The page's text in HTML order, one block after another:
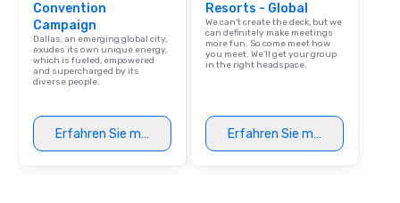
Convention
Campaign
Dallas, an emerging global city,
exudes its own unique energy,
which is fueled, empowered
and supercharged by its
diverse people.
Erfahren Sie mehr
Resorts - Global
We can't create the deck, but we
can definitely make meetings
more fun. So come meet how
you meet. We'll get your group
in the right headspace.
Erfahren Sie mehr